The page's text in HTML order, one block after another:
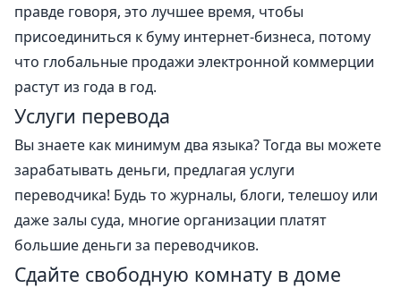
правде говоря, это лучшее время, чтобы
присоединиться к буму интернет-бизнеса, потому
что глобальные продажи электронной коммерции
растут из года в год.
Услуги перевода
Вы знаете как минимум два языка? Тогда вы можете
зарабатывать деньги, предлагая услуги
переводчика! Будь то журналы, блоги, телешоу или
даже залы суда, многие организации платят
большие деньги за переводчиков.
Сдайте свободную комнату в доме